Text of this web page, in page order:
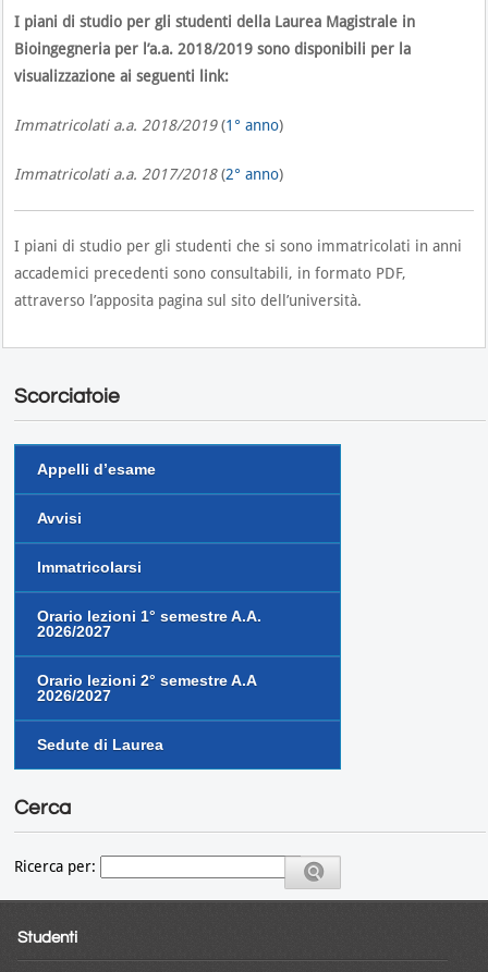
I piani di studio per gli studenti della Laurea Magistrale in
Bioingegneria per l’a.a. 2018/2019 sono disponibili per la
visualizzazione ai seguenti link:
Immatricolati a.a. 2018/2019(1° anno)
Immatricolati a.a. 2017/2018(2° anno)
I piani di studio per gli studenti che si sono immatricolati in anni
accademici precedenti sono consultabili, in formato PDF,
attraverso l’apposita pagina sul sito dell’università.
Scorciatoie
Appelli d’esame
Avvisi
Immatricolarsi
Orario lezioni 1° semestre A.A.
2026/2027
Orario lezioni 2° semestre A.A
2026/2027
Sedute di Laurea
Cerca
Ricerca per:
Studenti